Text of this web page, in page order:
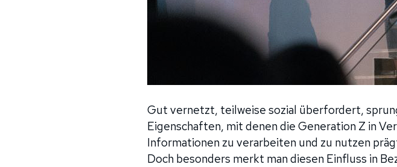
Gut vernetzt, teilweise sozial überfordert,
Eigenschaften, mit denen die Generation Z in
Informationen zu verarbeiten und zu nutzen
Doch besonders merkt man diesen Einfluss in